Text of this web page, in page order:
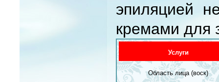
эпиляцией
кремами для
Услуги
Область лица (воск)